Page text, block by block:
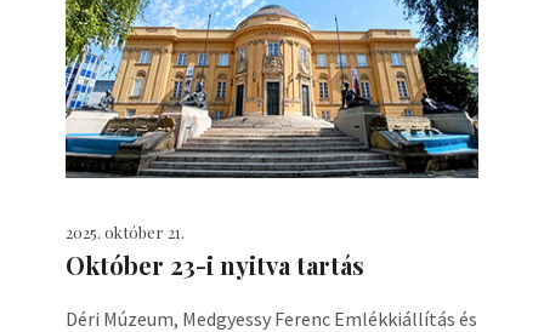
2025. október 21.
Október 23-i nyitva tartás
Déri Múzeum, Medgyessy Ferenc Emlékkiállítás és